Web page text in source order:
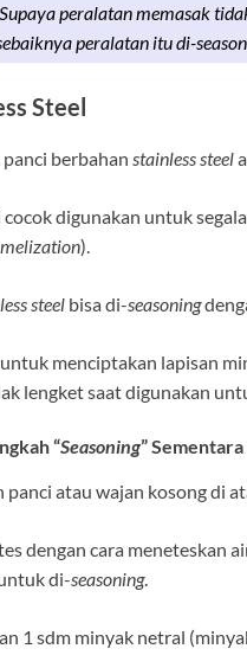
Supaya peralatan memasak
peralatan itu di-
Steel
berbahan stainless steel
digunakan untuk
).
steel bisa di-seasoning
menciptakan lapisan
lengket saat digunakan
“Seasoning” Sementara
panci atau wajan kosong di
dengan cara meneteskan
di-seasoning.
1 sdm minyak netral